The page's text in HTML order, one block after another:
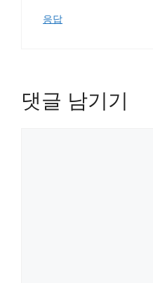
응답
댓글 남기기